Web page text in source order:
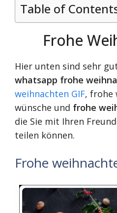
Table of
Frohe
Hier unten sind sehr
whatsapp frohe
weihnachten GIF, frohe
wünsche und frohe
die Sie mit Ihren
teilen können.
Frohe